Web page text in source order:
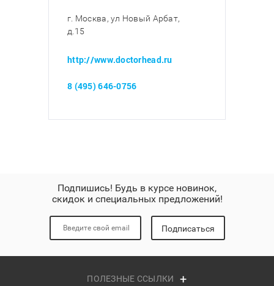
г. Москва, ул Новый Арбат,
д.15
http://www.doctorhead.ru
8 (495) 646-0756
Подпишись! Будь в курсе новинок,
скидок и специальных предложений!
Подписаться
ПОЛЕЗНЫЕ ССЫЛКИ